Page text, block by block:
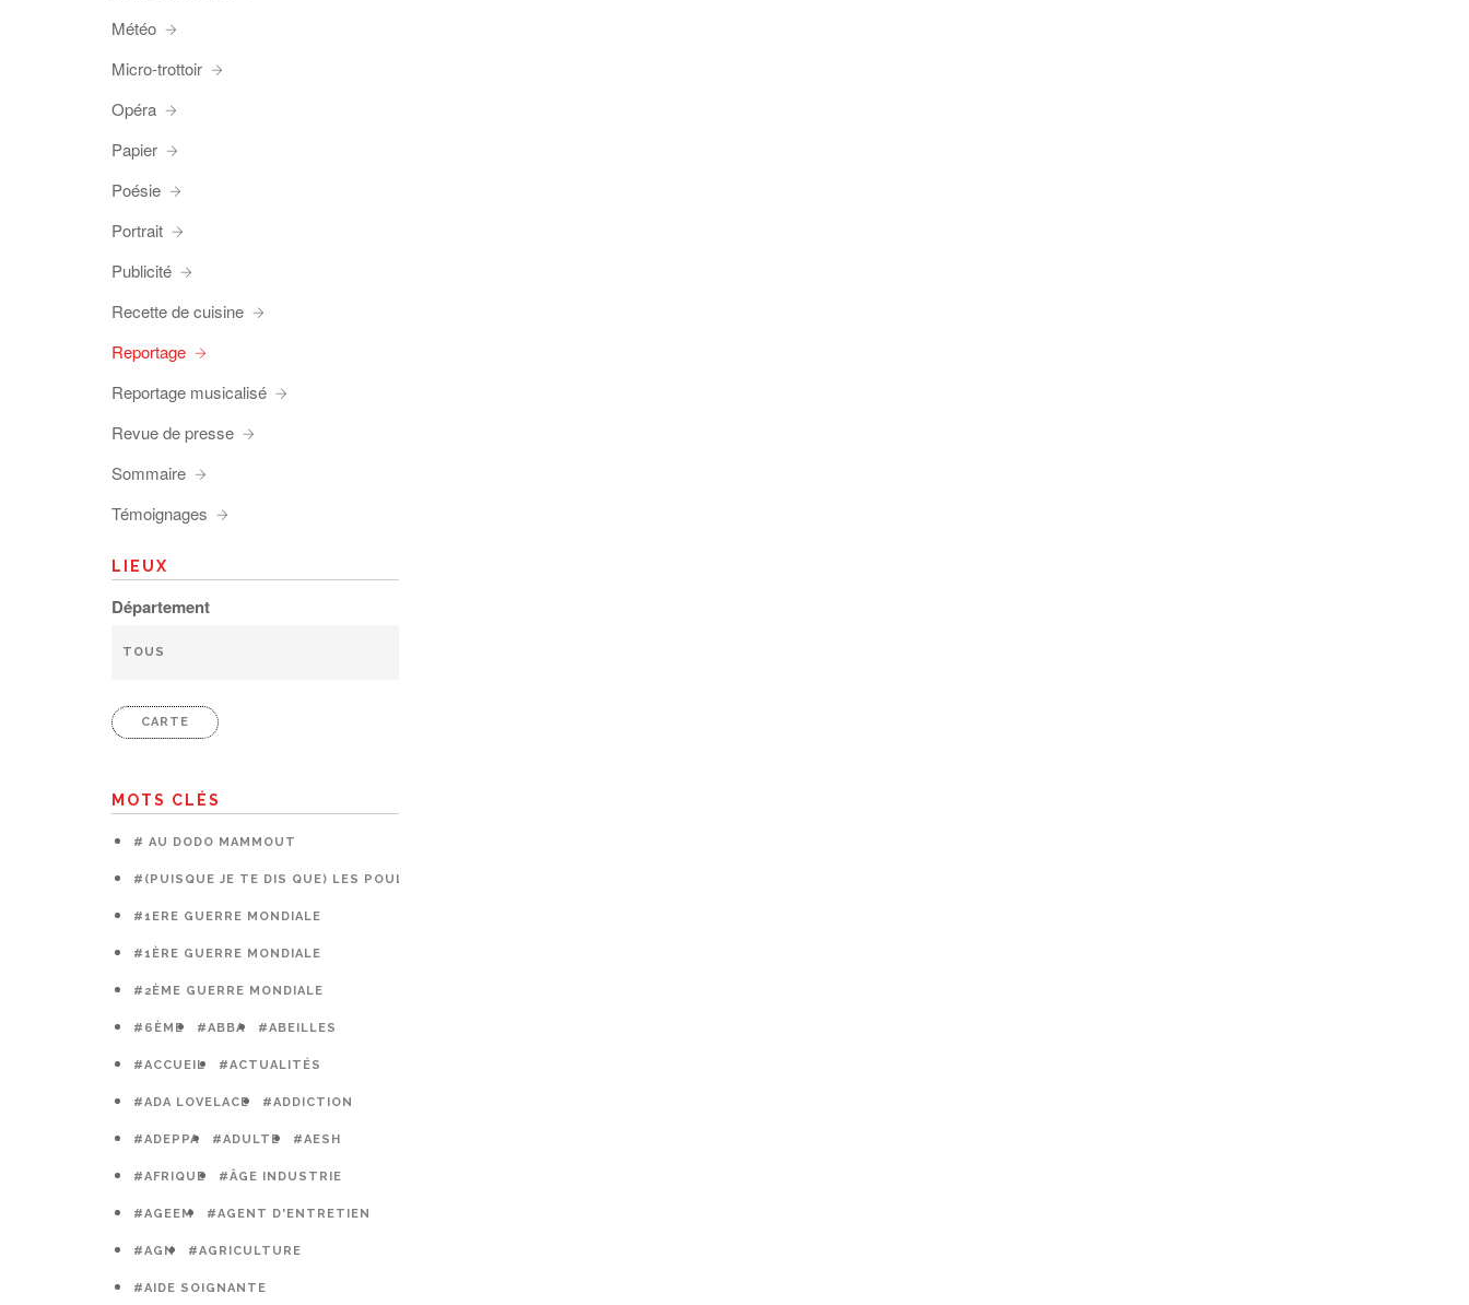
Météo
Micro-trottoir
Opéra
Papier
Poésie
Portrait
Publicité
Recette de cuisine
Reportage
Reportage musicalisé
Revue de presse
Sommaire
Témoignages
LIEUX
Département
CARTE
MOTS CLÉS
# AU DODO MAMMOUT
#(PUISQUE JE TE DIS QUE) LES POULES PRÉFÈRENT LES CAGES
#1ERE GUERRE MONDIALE
#1ÈRE GUERRE MONDIALE
#2ÈME GUERRE MONDIALE
#6ÈME #ABBA #ABEILLES
#ACCUEIL #ACTUALITÉS
#ADA LOVELACE #ADDICTION
#ADEPPA #ADULTE #AESH
#AFRIQUE #ÂGE INDUSTRIE
#AGEEM #AGENT D'ENTRETIEN
#AGN #AGRICULTURE
#AIDE SOIGNANTE